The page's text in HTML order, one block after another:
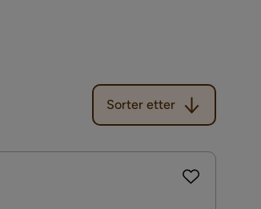
Sorter etter
Sorter etter